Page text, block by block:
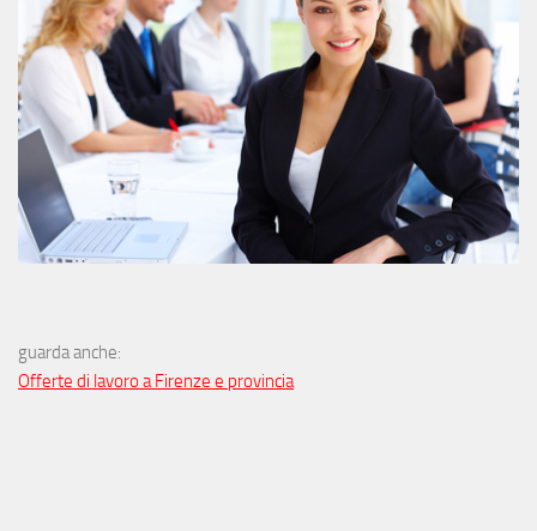
guarda anche:
Offerte di lavoro a Firenze e provincia